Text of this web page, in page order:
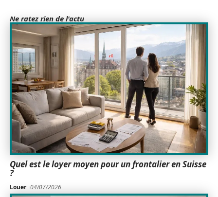
Ne ratez rien de l'actu
Quel est le loyer moyen pour un frontalier en Suisse
?
Louer 04/07/2026